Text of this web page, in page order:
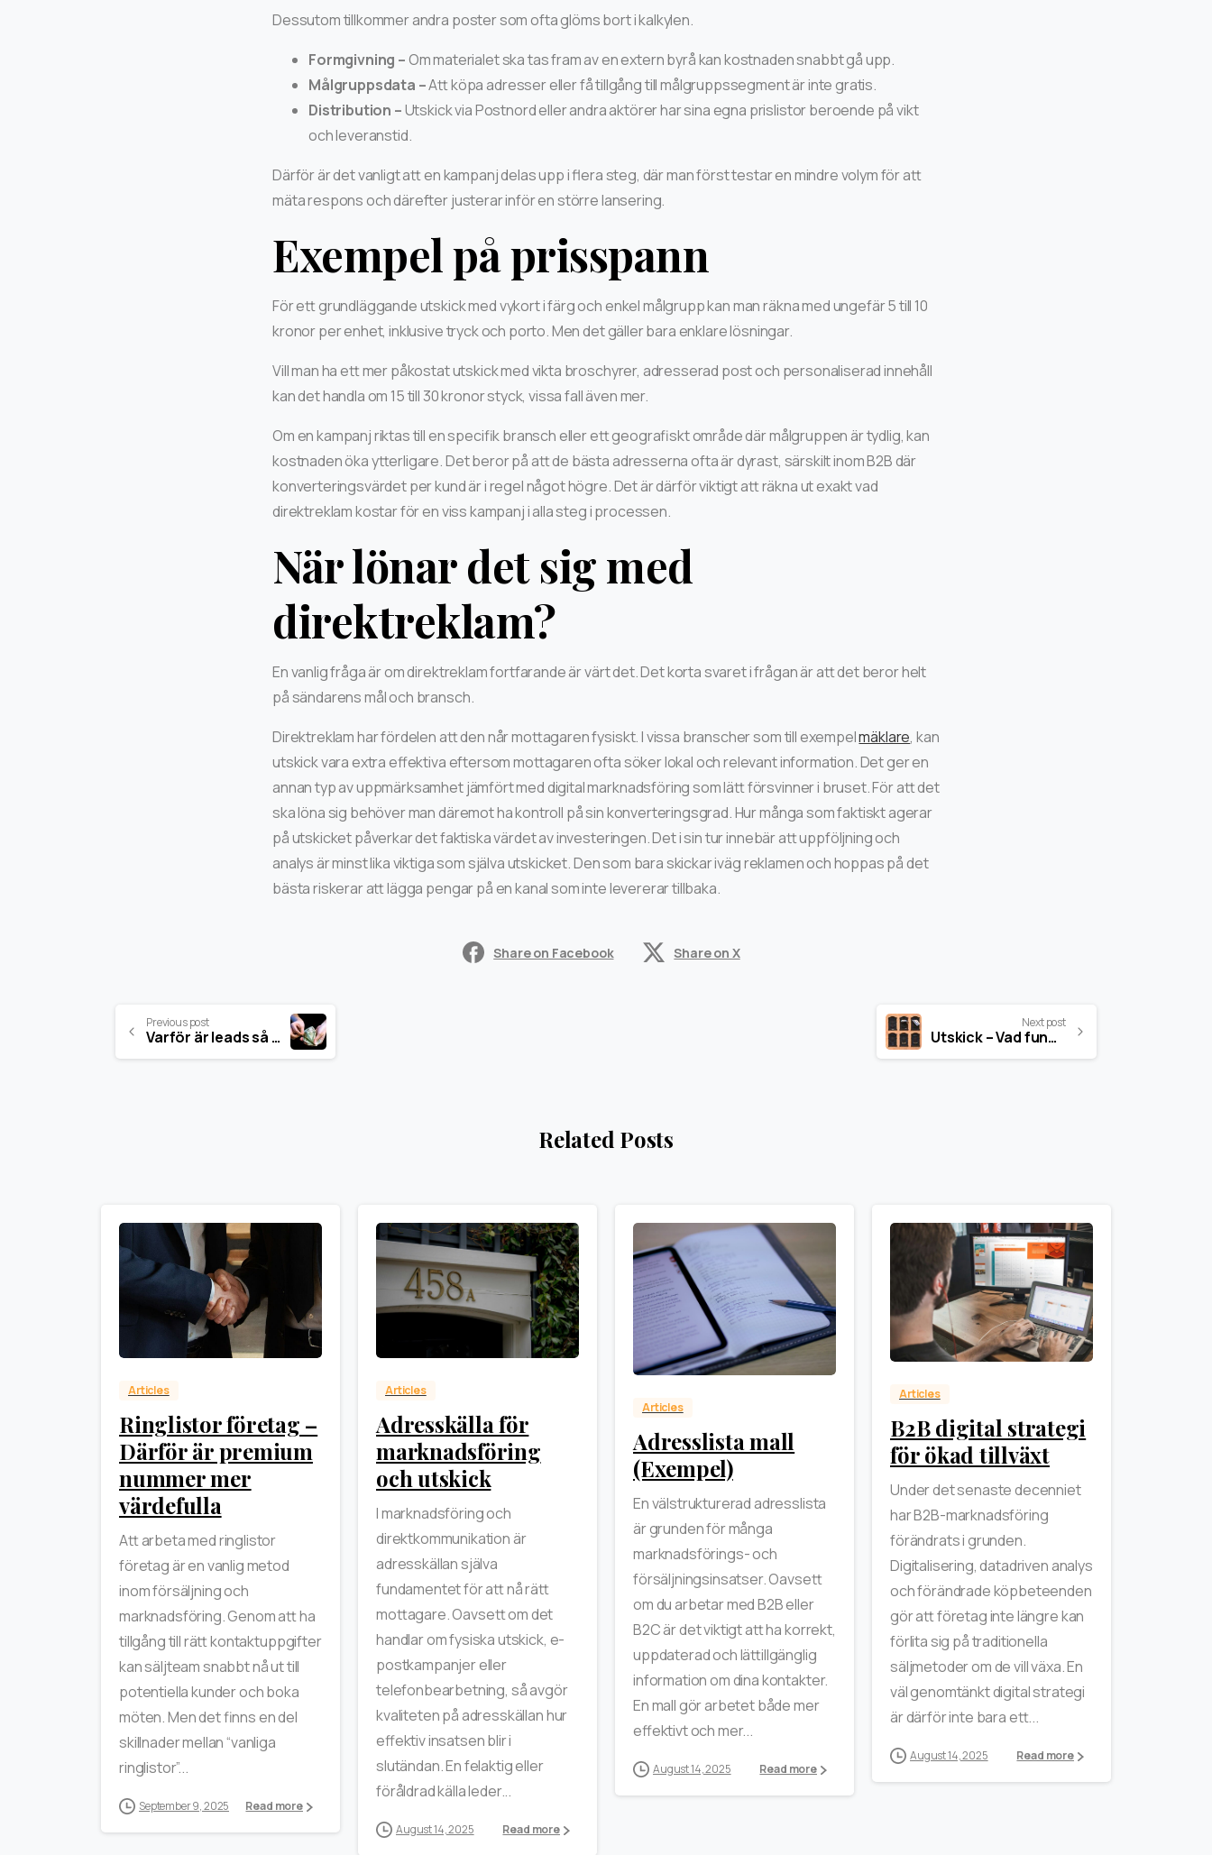
Dessutom tillkommer andra poster som ofta glöms bort i kalkylen.
Formgivning – Om materialet ska tas fram av en extern byrå kan kostnaden snabbt gå upp.
Målgruppsdata –Att köpa adresser eller få tillgång till målgruppssegment är inte gratis.
Distribution –Utskick via Postnord eller andra aktörer har sina egna prislistor beroende på vikt
och leveranstid.
Därför är det vanligt att en kampanj delas upp i flera steg, där man först testar en mindre volym för att
mäta respons och därefter justerar inför en större lansering.
Exempel på prisspann
För ett grundläggande utskick med vykort i färg och enkel målgrupp kan man räkna med ungefär 5 till 10
kronor per enhet, inklusive tryck och porto. Men det gäller bara enklare lösningar.
Vill man ha ett mer påkostat utskick med vikta broschyrer, adresserad post och personaliserad innehåll
kan det handla om 15 till 30 kronor styck, vissa fall även mer.
Om en kampanj riktas till en specifik bransch eller ett geografiskt område där målgruppen är tydlig, kan
kostnaden öka ytterligare. Det beror på att de bästa adresserna ofta är dyrast, särskilt inom B2B där
konverteringsvärdet per kund är i regel något högre. Det är därför viktigt att räkna ut exakt vad
direktreklam kostar för en viss kampanj i alla steg i processen.
När lönar det sig med
direktreklam?
En vanlig fråga är om direktreklam fortfarande är värt det. Det korta svaret i frågan är att det beror helt
på sändarens mål och bransch.
Direktreklam har fördelen att den når mottagaren fysiskt. I vissa branscher som till exempelmäklare, kan
utskick vara extra effektiva eftersom mottagaren ofta söker lokal och relevant information. Det ger en
annan typ av uppmärksamhet jämfört med digital marknadsföring som lätt försvinner i bruset. För att det
ska löna sig behöver man däremot ha kontroll på sin konverteringsgrad. Hur många som faktiskt agerar
på utskicket påverkar det faktiska värdet av investeringen. Det i sin tur innebär att uppföljning och
analys är minst lika viktiga som själva utskicket. Den som bara skickar iväg reklamen och hoppas på det
bästa riskerar att lägga pengar på en kanal som inte levererar tillbaka.
Share on Facebook Share on X
Previous post
Varför är leads så dyra?
Next post
Utskick – Vad fungerar bäst? (e-post, post eller sms?)
Related Posts
Articles
Ringlistor företag –
Därför är premium
nummer mer
värdefulla
Att arbeta med ringlistor
företag är en vanlig metod
inom försäljning och
marknadsföring. Genom att ha
tillgång till rätt kontaktuppgifter
kan säljteam snabbt nå ut till
potentiella kunder och boka
möten. Men det finns en del
skillnader mellan “vanliga
ringlistor”...
September 9, 2025 Read more
0
Articles
Adresskälla för
marknadsföring
och utskick
I marknadsföring och
direktkommunikation är
adresskällan själva
fundamentet för att nå rätt
mottagare. Oavsett om det
handlar om fysiska utskick, e-
postkampanjer eller
telefonbearbetning, så avgör
kvaliteten på adresskällan hur
effektiv insatsen blir i
slutändan. En felaktig eller
föråldrad källa leder...
August 14, 2025 Read more
0
Articles
Adresslista mall
(Exempel)
En välstrukturerad adresslista
är grunden för många
marknadsförings- och
försäljningsinsatser. Oavsett
om du arbetar med B2B eller
B2C är det viktigt att ha korrekt,
uppdaterad och lättillgänglig
information om dina kontakter.
En mall gör arbetet både mer
effektivt och mer...
August 14, 2025 Read more
0
Articles
B2B digital strategi
för ökad tillväxt
Under det senaste decenniet
har B2B-marknadsföring
förändrats i grunden.
Digitalisering, datadriven analys
och förändrade köpbeteenden
gör att företag inte längre kan
förlita sig på traditionella
säljmetoder om de vill växa. En
väl genomtänkt digital strategi
är därför inte bara ett...
August 14, 2025 Read more